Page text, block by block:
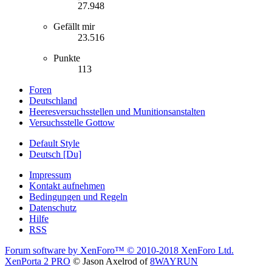
27.948
Gefällt mir
23.516
Punkte
113
Foren
Deutschland
Heeresversuchsstellen und Munitionsanstalten
Versuchsstelle Gottow
Default Style
Deutsch [Du]
Impressum
Kontakt aufnehmen
Bedingungen und Regeln
Datenschutz
Hilfe
RSS
Forum software by XenForo™ © 2010-2018 XenForo Ltd.
XenPorta 2 PRO © Jason Axelrod of8WAYRUN